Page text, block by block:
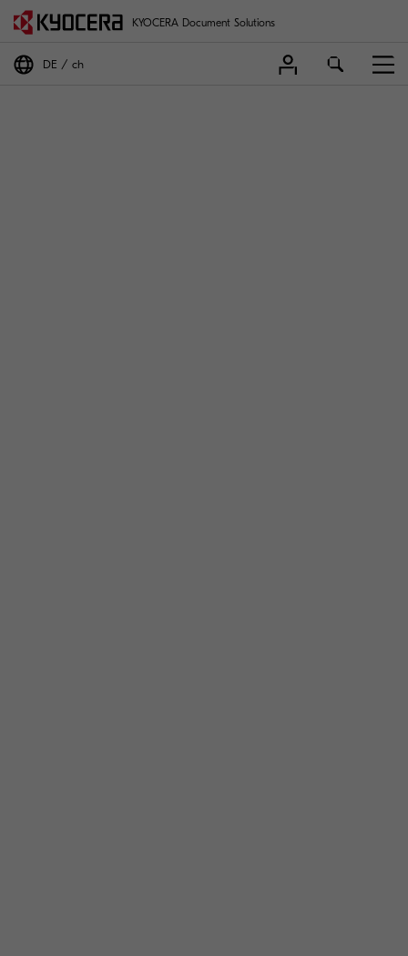
KYOCERA Document Solutions
DE ch